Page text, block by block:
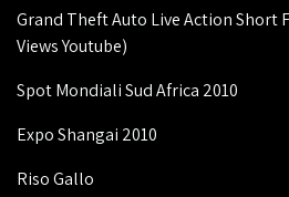
Grand Theft Auto Live Action Short
Views Youtube)
Spot Mondiali Sud Africa 2010
Expo Shangai 2010
Riso Gallo